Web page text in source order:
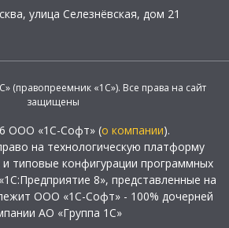
, улица Селезнёвская, дом 21
(правопреемник «1С»). Все права на сайт
защищены
ООО «1С-Софт» (о компании).
на технологическую платформу
и типовые конфигурации программных
8», представленные на
ООО «1С-Софт» - 100% дочерней
АО «Группа 1С»